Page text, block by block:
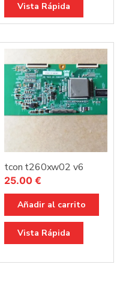
Vista Rápida
tcon t260xw02 v6
25.00 €
Añadir al carrito
Vista Rápida